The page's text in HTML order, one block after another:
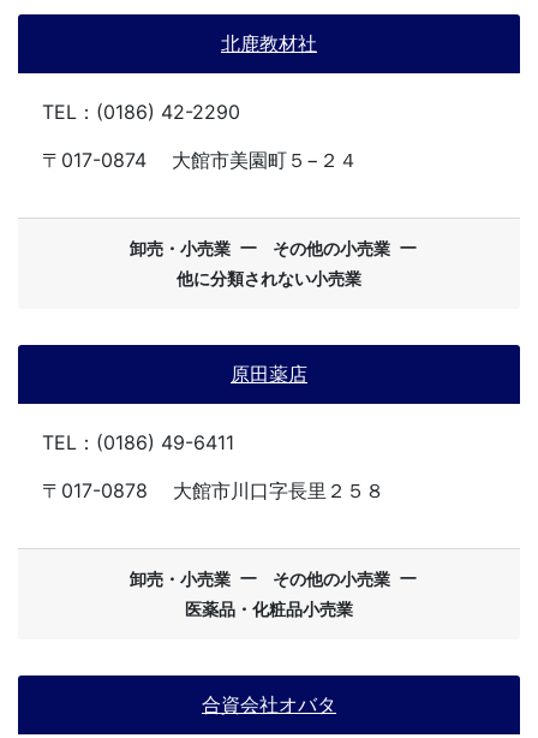
北鹿教材社
TEL：(0186) 42-2290
〒017-0874
大館市美園町５−２４
卸売・小売業 ー その他の小売業 ー
他に分類されない小売業
原田薬店
TEL：(0186) 49-6411
〒017-0878
大館市川口字長里２５８
卸売・小売業 ー その他の小売業 ー
医薬品・化粧品小売業
合資会社オバタ